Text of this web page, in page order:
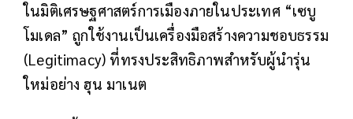
ในมิติเศรษฐศาสตร์การเมืองภายในประเทศ “เซบู
โมเดล” ถูกใช้งานเป็นเครื่องมือสร้างความชอบธรรม
(Legitimacy) ที่ทรงประสิทธิภาพสำหรับผู้นำรุ่น
ใหม่อย่าง ฮุน มาเนต